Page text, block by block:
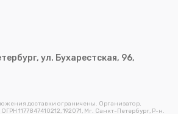
доставки ограничены. Организатор,
1177847410212, 192071, Мг. Санкт-Петербург, Р-н.
ул. Бухарестская, 96,